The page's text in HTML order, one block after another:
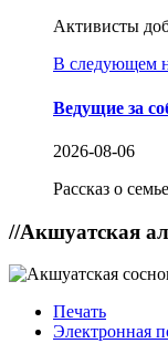
Активисты
В следующем
Ведущие за
2026-08-06
Рассказ о
//Акшуатская
Печать
Электронная